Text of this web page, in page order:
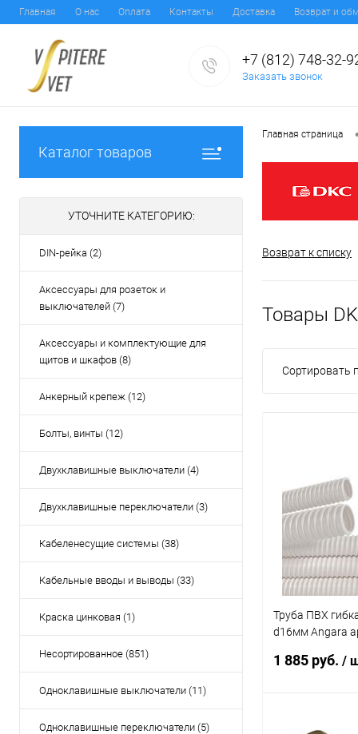
Главная О нас Оплата Контакты Доставка Возврат и
+7 (812) 748-32-
Заказать звонок
Каталог товаров
УТОЧНИТЕ КАТЕГОРИЮ:
DIN-рейка (2)
Аксессуары для розеток и
выключателей (7)
Аксессуары и комплектующие для
щитов и шкафов (8)
Анкерный крепеж (12)
Болты, винты (12)
Двухклавишные выключатели (4)
Двухклавишные переключатели (3)
Кабеленесущие системы (38)
Кабельные вводы и выводы (33)
Краска цинковая (1)
Несортированное (851)
Одноклавишные выключатели (11)
Одноклавишные переключатели (5)
Главная страница
Возврат к списку
Товары
Сортировать
Труба ПВХ
d16мм Angara
1 885 руб. /